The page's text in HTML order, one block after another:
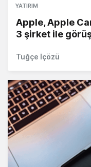
YATIRIM
Apple, Apple
3 şirket ile
Tuğçe İçözü